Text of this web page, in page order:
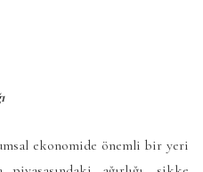
ekonomide önemli bir yeri